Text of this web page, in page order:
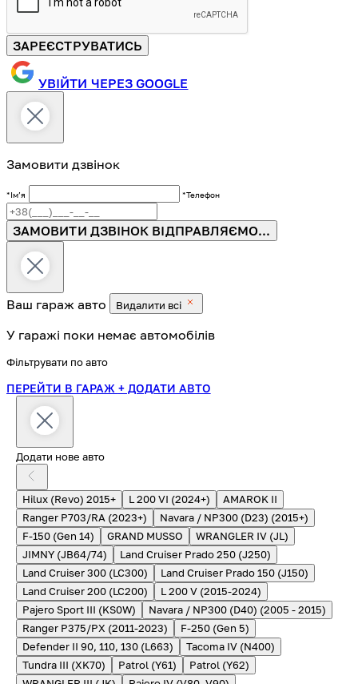
ЗАРЕЄСТРУВАТИСЬ
УВІЙТИ ЧЕРЕЗ GOOGLE
Замовити дзвінок
*Імʼя *Телефон
ЗАМОВИТИ ДЗВІНОК ВІДПРАВЛЯЄМО...
Ваш гараж авто Видалити всі
У гаражі поки немає автомобілів
Фільтрувати по авто
ПЕРЕЙТИ В ГАРАЖ + ДОДАТИ АВТО
Додати нове авто
Hilux (Revo) 2015+ L 200 VI (2024+)
AMAROK II
Ranger P703/RA (2023+)
Navara / NP300 (D23) (2015+)
F-150 (Gen 14)
GRAND MUSSO
WRANGLER IV (JL)
JIMNY (JB64/74)
Land Cruiser Prado 250 (J250)
Land Cruiser 300 (LC300)
Land Cruiser Prado 150 (J150)
Land Cruiser 200 (LC200)
L 200 V (2015-2024)
Pajero Sport III (KS0W)
Navara / NP300 (D40) (2005 - 2015)
Ranger P375/PX (2011-2023)
F-250 (Gen 5)
Defender II 90, 110, 130 (L663)
Tacoma IV (N400)
Tundra III (XK70)
Patrol (Y61)
Patrol (Y62)